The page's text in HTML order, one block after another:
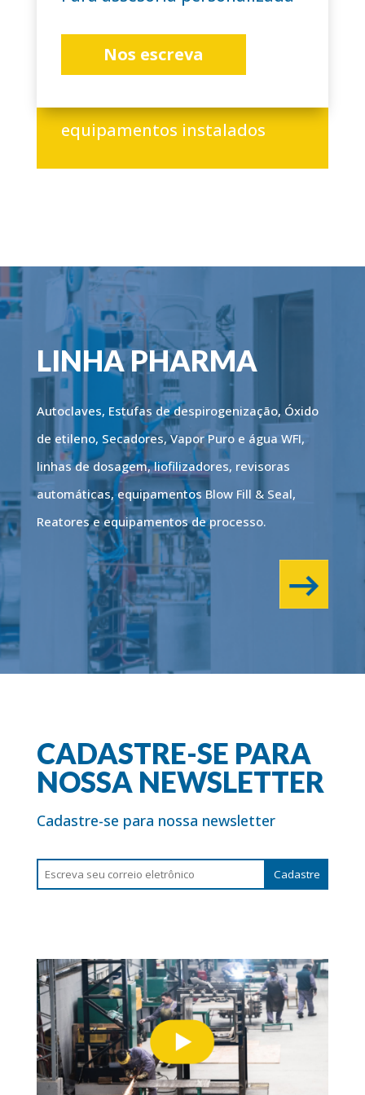
+3.000
equipamentos instalados
Nos escreva
LINHA PHARMA
Autoclaves, Estufas de despirogenização, Óxido
de etileno, Secadores, Vapor Puro e água WFI,
linhas de dosagem, liofilizadores, revisoras
automáticas, equipamentos Blow Fill & Seal,
Reatores e equipamentos de processo.
CADASTRE-SE PARA
NOSSA NEWSLETTER
Cadastre-se para nossa newsletter